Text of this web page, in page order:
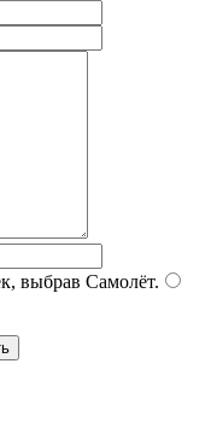
выбрав Самолёт.